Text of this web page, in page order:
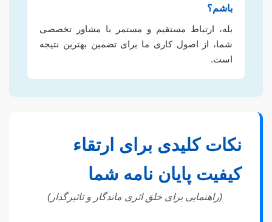
باشم؟
بله، ارتباط مستقیم و مستمر با مشاور تخصصی
شما، از اصول کاری ما برای تضمین بهترین نتیجه
است.
نکات کلیدی برای ارتقاء
کیفیت پایان نامه شما
(راهنمایی برای خلق اثری ماندگار و تاثیرگذار)